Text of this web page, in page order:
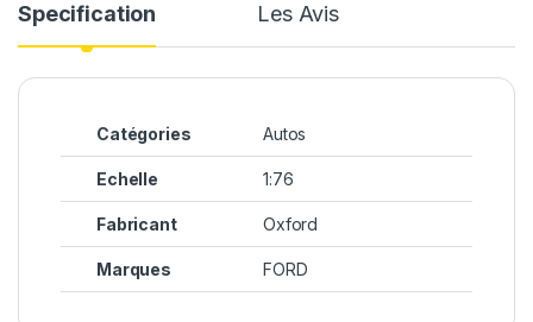
Specification Les Avis
Catégories Autos
Echelle 1:76
Fabricant Oxford
Marques FORD